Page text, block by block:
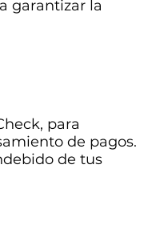
garantizar la
para
de pagos.
de tus